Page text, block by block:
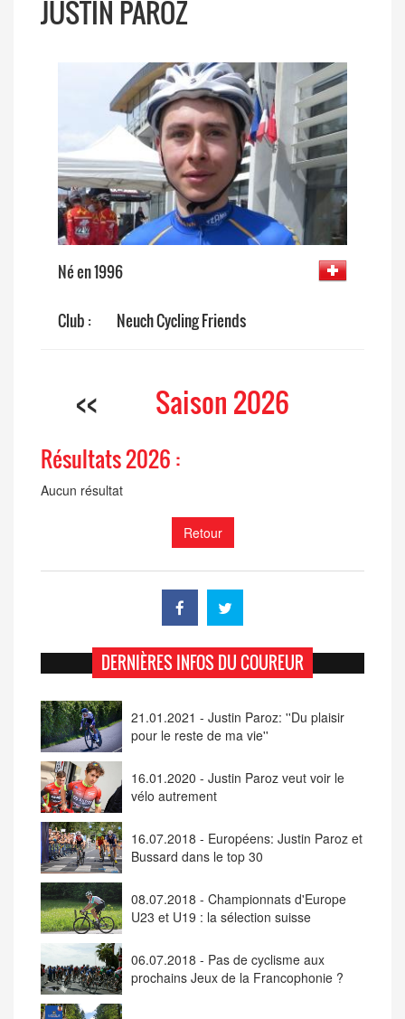
JUSTIN PAROZ
Né en 1996
Club : Neuch Cycling Friends
<< Saison 2026
Résultats 2026 :
Aucun résultat
Retour
DERNIÈRES INFOS DU COUREUR
21.01.2021 - Justin Paroz: ''Du plaisir
pour le reste de ma vie''
16.01.2020 - Justin Paroz veut voir le
vélo autrement
16.07.2018 - Européens: Justin Paroz et
Bussard dans le top 30
08.07.2018 - Championnats d'Europe
U23 et U19 : la sélection suisse
06.07.2018 - Pas de cyclisme aux
prochains Jeux de la Francophonie ?